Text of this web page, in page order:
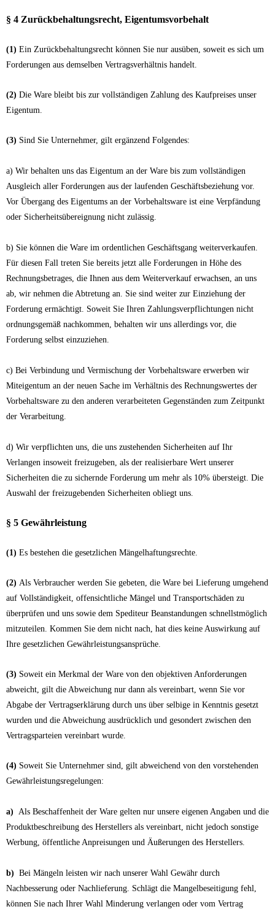
§ 4 Zurückbehaltungsrecht, Eigentumsvorbehalt
(1) Ein Zurückbehaltungsrecht können Sie nur ausüben, soweit es sich um
Forderungen aus demselben Vertragsverhältnis handelt.
(2) Die Ware bleibt bis zur vollständigen Zahlung des Kaufpreises unser
Eigentum.
(3) Sind Sie Unternehmer, gilt ergänzend Folgendes:
a) Wir behalten uns das Eigentum an der Ware bis zum vollständigen
Ausgleich aller Forderungen aus der laufenden Geschäftsbeziehung vor.
Vor Übergang des Eigentums an der Vorbehaltsware ist eine Verpfändung
oder Sicherheitsübereignung nicht zulässig.
b) Sie können die Ware im ordentlichen Geschäftsgang weiterverkaufen.
Für diesen Fall treten Sie bereits jetzt alle Forderungen in Höhe des
Rechnungsbetrages, die Ihnen aus dem Weiterverkauf erwachsen, an uns
ab, wir nehmen die Abtretung an. Sie sind weiter zur Einziehung der
Forderung ermächtigt. Soweit Sie Ihren Zahlungsverpflichtungen nicht
ordnungsgemäß nachkommen, behalten wir uns allerdings vor, die
Forderung selbst einzuziehen.
c) Bei Verbindung und Vermischung der Vorbehaltsware erwerben wir
Miteigentum an der neuen Sache im Verhältnis des Rechnungswertes der
Vorbehaltsware zu den anderen verarbeiteten Gegenständen zum Zeitpunkt
der Verarbeitung.
d) Wir verpflichten uns, die uns zustehenden Sicherheiten auf Ihr
Verlangen insoweit freizugeben, als der realisierbare Wert unserer
Sicherheiten die zu sichernde Forderung um mehr als 10% übersteigt. Die
Auswahl der freizugebenden Sicherheiten obliegt uns.
§ 5 Gewährleistung
(1) Es bestehen die gesetzlichen Mängelhaftungsrechte.
(2) Als Verbraucher werden Sie gebeten, die Ware bei Lieferung umgehend
auf Vollständigkeit, offensichtliche Mängel und Transportschäden zu
überprüfen und uns sowie dem Spediteur Beanstandungen schnellstmöglich
mitzuteilen. Kommen Sie dem nicht nach, hat dies keine Auswirkung auf
Ihre gesetzlichen Gewährleistungsansprüche.
(3) Soweit ein Merkmal der Ware von den objektiven Anforderungen
abweicht, gilt die Abweichung nur dann als vereinbart, wenn Sie vor
Abgabe der Vertragserklärung durch uns über selbige in Kenntnis gesetzt
wurden und die Abweichung ausdrücklich und gesondert zwischen den
Vertragsparteien vereinbart wurde.
(4) Soweit Sie Unternehmer sind, gilt abweichend von den vorstehenden
Gewährleistungsregelungen:
a) Als Beschaffenheit der Ware gelten nur unsere eigenen Angaben und die
Produktbeschreibung des Herstellers als vereinbart, nicht jedoch sonstige
Werbung, öffentliche Anpreisungen und Äußerungen des Herstellers.
b) Bei Mängeln leisten wir nach unserer Wahl Gewähr durch
Nachbesserung oder Nachlieferung. Schlägt die Mangelbeseitigung fehl,
können Sie nach Ihrer Wahl Minderung verlangen oder vom Vertrag